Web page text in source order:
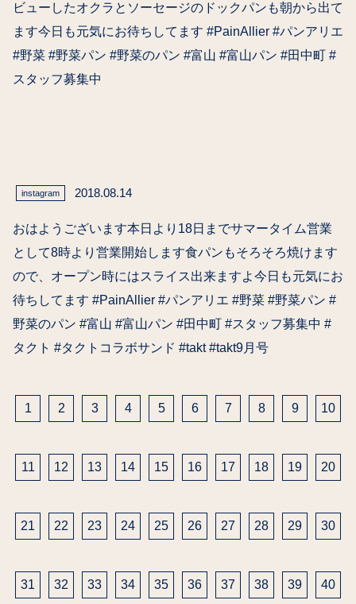
ビューしたオクラとソーセージのドックパンも朝から出て
ます今日も元気にお待ちしてます #PainAllier #パンアリエ
#野菜 #野菜パン #野菜のパン #富山 #富山パン #田中町 #
スタッフ募集中
instagram 2018.08.14
おはようございます本日より18日までサマータイム営業
として8時より営業開始します食パンもそろそろ焼けます
ので、オープン時にはスライス出来ますよ今日も元気にお
待ちしてます #PainAllier #パンアリエ #野菜 #野菜パン #
野菜のパン #富山 #富山パン #田中町 #スタッフ募集中 #
タクト #タクトコラボサンド #takt #takt9月号
1 2 3 4 5 6 7 8 9 10
11 12 13 14 15 16 17 18 19 20
21 22 23 24 25 26 27 28 29 30
31 32 33 34 35 36 37 38 39 40